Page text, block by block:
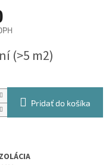
(>5 m2)
Pridať do košíka